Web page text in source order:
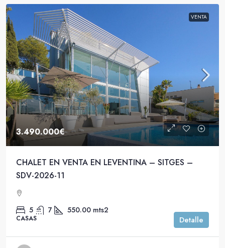
VENTA
3.490.000€
CHALET EN VENTA EN LEVENTINA – SITGES –
SDV-2026-11
5 7 550.00 mts2
CASAS Detalle